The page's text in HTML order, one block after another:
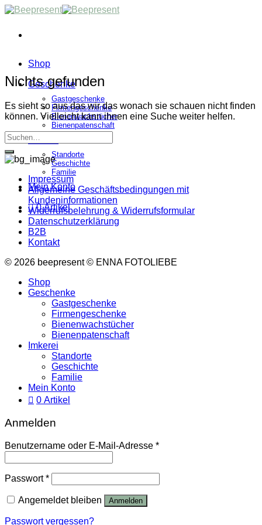
Skip
Shop
Geschenke
Gastgeschenke
Firmengeschenke
Bienenwachstücher
Bienenpatenschaft
Imkerei
Standorte
Geschichte
Familie
Mein Konto
0 Artikel
Nichts gefunden
Es sieht so aus das wir das wonach sie schauen nicht finden
können. Vielleicht kann ihnen eine Suche weiter helfen.
Impressum
Allgemeine Geschäftsbedingungen mit
Kundeninformationen
Widerrufsbelehrung & Widerrufsformular
Datenschutzerklärung
B2B
Kontakt
© 2026 beepresent © ENNA FOTOLIEBE
Shop
Geschenke
Gastgeschenke
Firmengeschenke
Bienenwachstücher
Bienenpatenschaft
Imkerei
Standorte
Geschichte
Familie
Mein Konto
0 Artikel
Anmelden
Benutzername oder E-Mail-Adresse *
Passwort*
Angemeldet bleiben Anmelden
Passwort vergessen?